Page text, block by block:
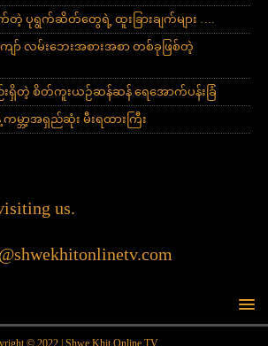
ပုရွက်ဆိတ်တွေရဲ့ ထူးခြားချက်များ ….
ာ် လမ်းဘေးအစားအစာ တစ်ခုဖြစ်တဲ့
းရှိတဲ့ စိတ်ကူးယဉ်ဆန်ဆန် ရေအောက်ပန်းခြံ
ကမ္ဘာ့အရှည်ဆုံး မီးရထားကြီး
us.
© 2022 | Shwe Khit Online TV